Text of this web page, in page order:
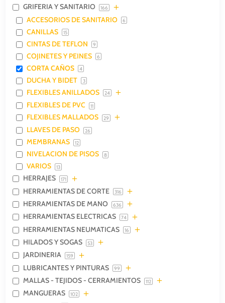
GRIFERIA Y SANITARIO 166
ACCESORIOS DE SANITARIO 6
CANILLAS 15
CINTAS DE TEFLON 9
COJINETES Y PEINES 6
CORTA CAÑOS 4
DUCHA Y BIDET 3
FLEXIBLES ANILLADOS 24
FLEXIBLES DE PVC 11
FLEXIBLES MALLADOS 29
LLAVES DE PASO 26
MEMBRANAS 12
NIVELACION DE PISOS 8
VARIOS 13
HERRAJES 171
HERRAMIENTAS DE CORTE 316
HERRAMIENTAS DE MANO 636
HERRAMIENTAS ELECTRICAS 74
HERRAMIENTAS NEUMATICAS 16
HILADOS Y SOGAS 53
JARDINERIA 159
LUBRICANTES Y PINTURAS 99
MALLAS - TEJIDOS - CERRAMIENTOS 112
MANGUERAS 102